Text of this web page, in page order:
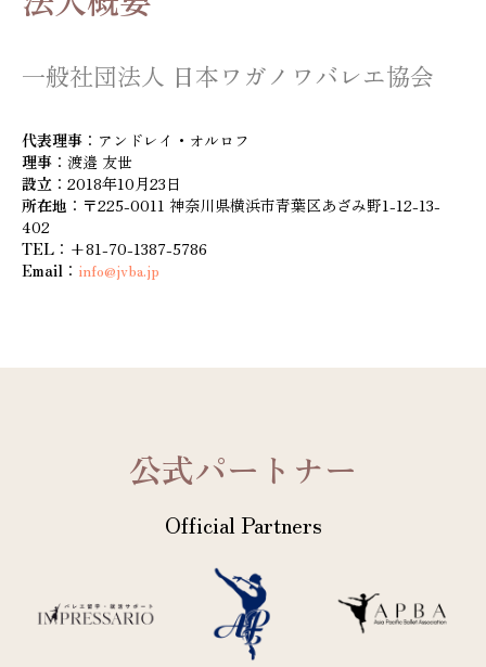
一般社団法人 日本ワガノワバレエ協会
代表理事 ：アンドレイ・オルロフ
理事 ：渡邉 友世
設立 ：2018年10月23日
所在地 ：〒225-0011 神奈川県横浜市青葉区あざみ野1-12-13-
402
TEL ：+81-70-1387-5786
Email ： info@jvba.jp
公式パートナー
Official Partners